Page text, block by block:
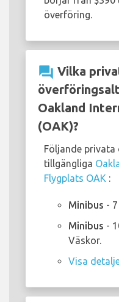
överföring.
question_answer Vilka
Oakland
(OAK)?
Följande
tillgängliga
Flygplats OAK :
Minibus -
Minibus -
Väskor.
Visa